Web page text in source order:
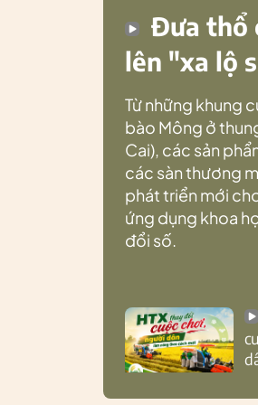
Đưa thổ
lên "xa lộ
Từ những khung
bào Mông ở
Cai), các sản
các sàn thương
phát triển mới
ứng dụng khoa
đổi số.